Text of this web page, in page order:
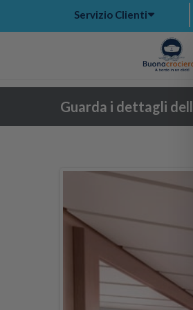
Servizio Clienti
Guarda i dettagli